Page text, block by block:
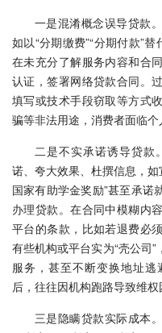
一是混淆概念误导贷款
如以“分期缴费”“分期付款”
在未充分了解服务内容和合
认证，签署网络贷款合同。
填写或技术手段窃取等方式
骗等非法用途，消费者面临个
二是不实承诺诱导贷款
诺、夸大效果、杜撰信息，如
国家有助学金奖励”甚至承诺
办理贷款。在合同中模糊内
平台的条款，比如若退费必
有些机构或平台实为“壳公司
服务，甚至不断变换地址
后，往往因机构跑路导致维权
三是隐瞒贷款实际成本